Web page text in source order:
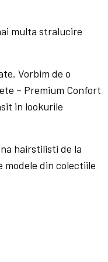
multa stralucire
Vorbim de o
– Premium Confort
in lookurile
hairstilisti de la
modele din colectiile